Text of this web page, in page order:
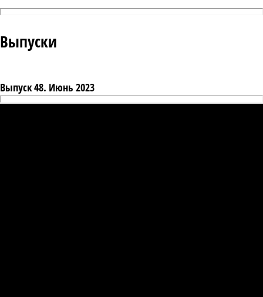
Выпуски
Выпуск 48. Июнь 2023